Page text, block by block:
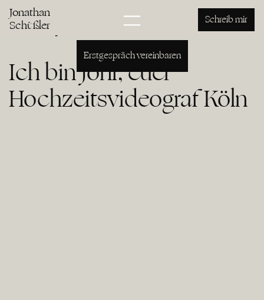
Jonathan
Schüßler Schreib mir
Hochzeitsvideo Köln
Jonathan Schüßler
Erstgespräch vereinbaren
Ich bin Joni, euer
Hochzeitsvideograf Köln